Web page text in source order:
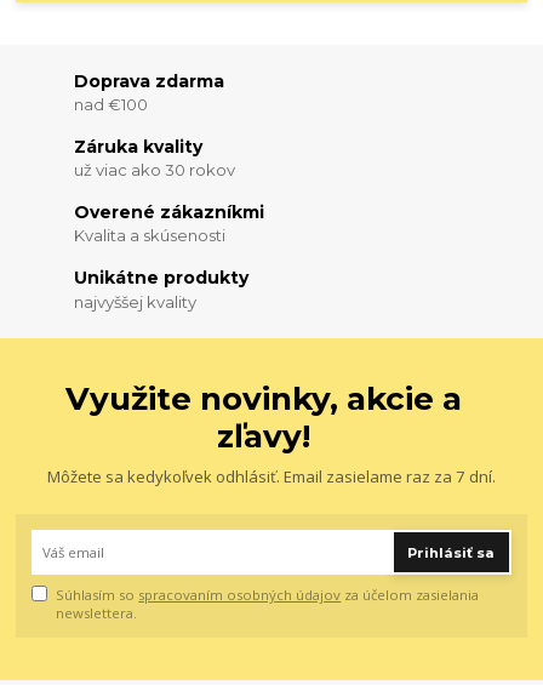
Doprava zdarma
nad €100
Záruka kvality
už viac ako 30 rokov
Overené zákazníkmi
Kvalita a skúsenosti
Unikátne produkty
najvyššej kvality
Využite novinky, akcie a
zľavy!
Môžete sa kedykoľvek odhlásiť. Email zasielame raz za 7 dní.
Prihlásiť sa
Súhlasím so spracovaním osobných údajov za účelom zasielania
newslettera.